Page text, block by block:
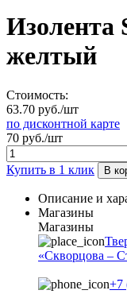
Изолента
желтый
Стоимость:
63.70 руб./шт
по дисконтной карте
70 руб./шт
Купить в 1 клик В
Описание и
Магазины
Магазины
«Скворцова –
+7